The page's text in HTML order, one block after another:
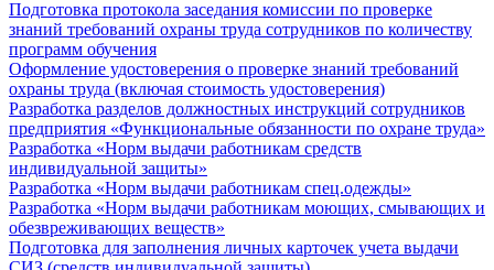
Подготовка протокола заседания комиссии по проверке
знаний требований охраны труда сотрудников по количеству
программ обучения
Оформление удостоверения о проверке знаний требований
охраны труда (включая стоимость удостоверения)
Разработка разделов должностных инструкций сотрудников
предприятия «Функциональные обязанности по охране труда»
Разработка «Норм выдачи работникам средств
индивидуальной защиты»
Разработка «Норм выдачи работникам спец.одежды»
Разработка «Норм выдачи работникам моющих, смывающих и
обезвреживающих веществ»
Подготовка для заполнения личных карточек учета выдачи